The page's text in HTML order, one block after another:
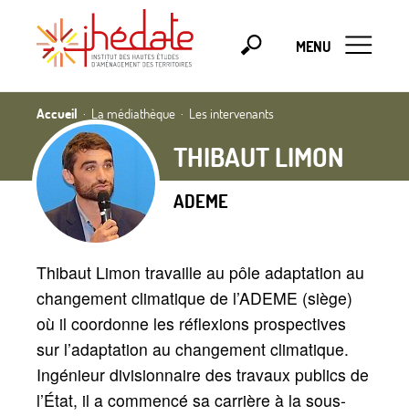
MENU
Accueil La médiathèque Les intervenants
THIBAUT LIMON
ADEME
Thibaut Limon travaille au pôle adaptation au
changement climatique de l’ADEME (siège)
où il coordonne les réflexions prospectives
sur l’adaptation au changement climatique.
Ingénieur divisionnaire des travaux publics de
l’État, il a commencé sa carrière à la sous-